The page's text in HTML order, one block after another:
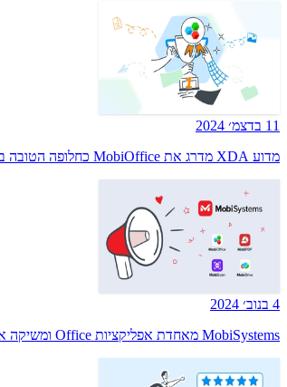
11 בדצמ׳ 2024
מדוע XDA מדרג את MobiOffice כחלופה הטובה ביותר ל-Microsoft Office
4 בנוב׳ 2024
MobiSystems מאחדת אפליקציות Office ומשיקה את MobiScan